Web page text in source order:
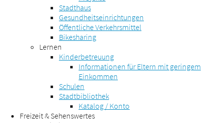
Stadthaus
Gesundheitseinrichtungen
Öffentliche Verkehrsmittel
Bikesharing
Lernen
Kinderbetreuung
Informationen für Eltern mit geringem
Einkommen
Schulen
Stadtbibliothek
Katalog / Konto
Freizeit & Sehenswertes